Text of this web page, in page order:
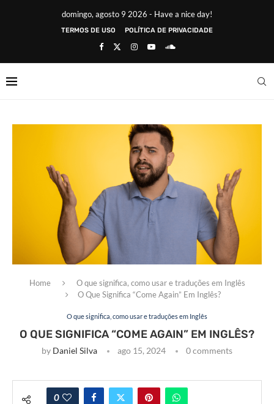
domingo, agosto 9 2026 - Have a nice day!
TERMOS DE USO POLÍTICA DE PRIVACIDADE
Home
O que significa, como usar e traduções em Inglês
O Que Significa “Come Again” Em Inglês?
O que significa, como usar e traduções em Inglês
O QUE SIGNIFICA “COME AGAIN” EM INGLÊS?
by Daniel Silva ago 15, 2024 0 comments
0